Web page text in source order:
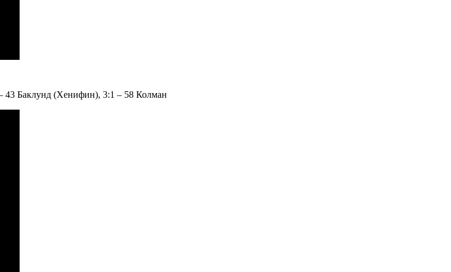
43 Баклунд (Хенифин), 3:1 – 58 Колман